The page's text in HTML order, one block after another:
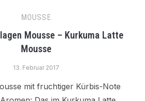
MOUSSE
Mousse – Kurkuma Latte
Mousse
13. Februar 2017
mit fruchtiger Kürbis-Note